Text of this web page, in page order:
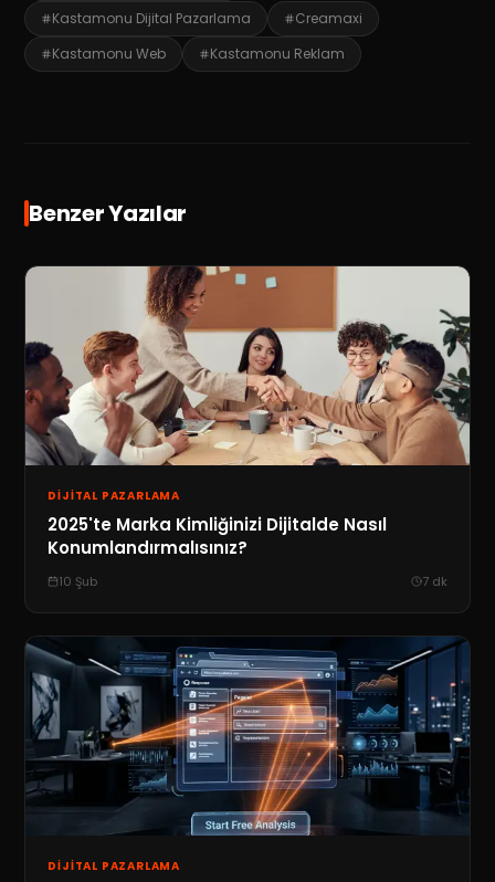
Kastamonu Dijital Pazarlama
Creamaxi
Kastamonu Web
Kastamonu Reklam
Benzer Yazılar
DIJITAL PAZARLAMA
2025'te Marka Kimliğinizi Dijitalde Nasıl
Konumlandırmalısınız?
10 Şub 7dk
DIJITAL PAZARLAMA